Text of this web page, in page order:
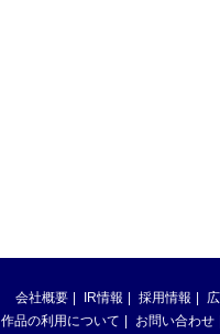
会社概要 IR情報 採用情報
作品の利用について
お問い合わせ